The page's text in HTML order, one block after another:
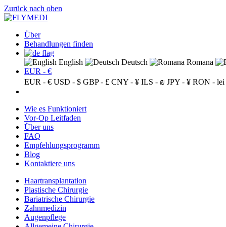
Zurück nach oben
Über
Behandlungen finden
English Deutsch Romana
EUR - €
EUR - € USD - $ GBP - £ CNY - ¥ ILS - ₪ JPY - ¥ RON - lei
Wie es Funktioniert
Vor-Op Leitfaden
Über uns
FAQ
Empfehlungsprogramm
Blog
Kontaktiere uns
Haartransplantation
Plastische Chirurgie
Bariatrische Chirurgie
Zahnmedizin
Augenpflege